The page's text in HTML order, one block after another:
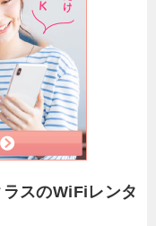
スのWiFiレンタ